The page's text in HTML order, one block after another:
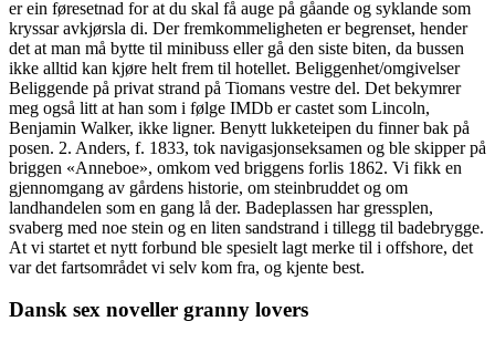
er ein føresetnad for at du skal få auge på gåande og syklande som
kryssar avkjørsla di. Der fremkommeligheten er begrenset, hender
det at man må bytte til minibuss eller gå den siste biten, da bussen
ikke alltid kan kjøre helt frem til hotellet. Beliggenhet/omgivelser
Beliggende på privat strand på Tiomans vestre del. Det bekymrer
meg også litt at han som i følge IMDb er castet som Lincoln,
Benjamin Walker, ikke ligner. Benytt lukketeipen du finner bak på
posen. 2. Anders, f. 1833, tok navigasjonseksamen og ble skipper på
briggen «Anneboe», omkom ved briggens forlis 1862. Vi fikk en
gjennomgang av gårdens historie, om steinbruddet og om
landhandelen som en gang lå der. Badeplassen har gressplen,
svaberg med noe stein og en liten sandstrand i tillegg til badebrygge.
At vi startet et nytt forbund ble spesielt lagt merke til i offshore, det
var det fartsområdet vi selv kom fra, og kjente best.
Dansk sex noveller granny lovers